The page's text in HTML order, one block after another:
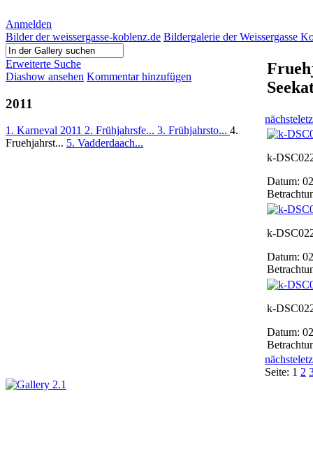
Anmelden
Bilder der weissergasse-koblenz.de Bildergalerie der Weissergasse
Erweiterte Suche
Diashow ansehen Kommentar hinzufügen
2011
1. Karneval 2011 2. Frühjahrsfe... 3. Frühjahrsto... 4.
Fruehjahrst... 5. Vadderdaach...
nächste
k-
Datum:
k-
Datum:
k-
Datum:
nächste
Seite: 1 2